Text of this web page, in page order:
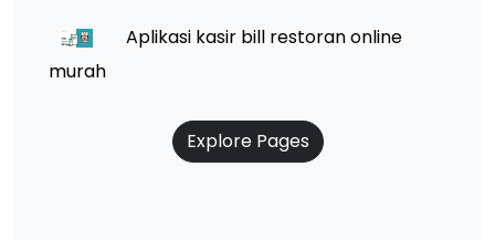
Aplikasi kasir bill restoran online
murah
Explore Pages